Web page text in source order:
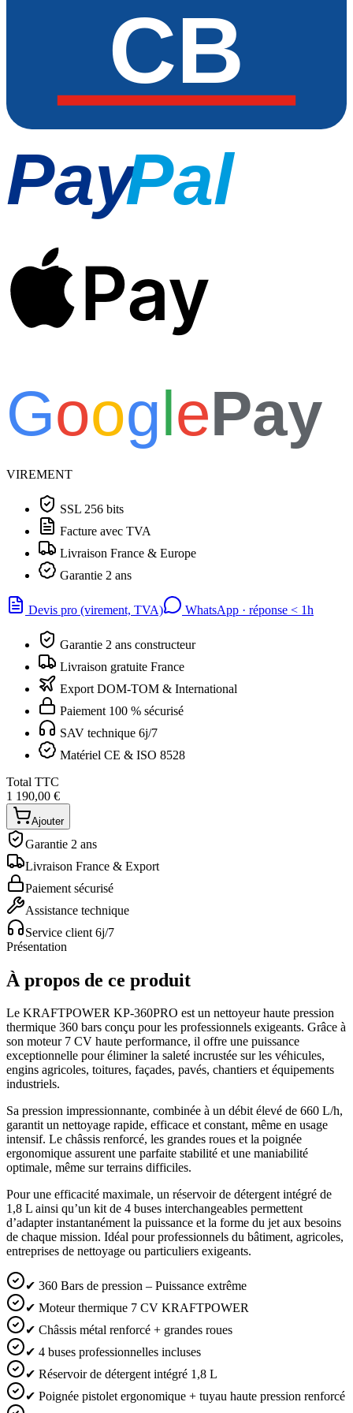
CB
PayPal
Pay
GooglePay
VIREMENT
SSL 256 bits
Facture avec TVA
Livraison France & Europe
Garantie 2 ans
Devis pro (virement, TVA) WhatsApp · réponse < 1h
Garantie 2 ans constructeur
Livraison gratuite France
Export DOM-TOM & International
Paiement 100 % sécurisé
SAV technique 6j/7
Matériel CE & ISO 8528
Total TTC
1 190,00 €
Ajouter
Garantie 2 ans
Livraison France & Export
Paiement sécurisé
Assistance technique
Service client 6j/7
Présentation
À propos de ce produit
Le KRAFTPOWER KP-360PRO est un nettoyeur haute pression
thermique 360 bars conçu pour les professionnels exigeants. Grâce à
son moteur 7 CV haute performance, il offre une puissance
exceptionnelle pour éliminer la saleté incrustée sur les véhicules,
engins agricoles, toitures, façades, pavés, chantiers et équipements
industriels.
Sa pression impressionnante, combinée à un débit élevé de 660 L/h,
garantit un nettoyage rapide, efficace et constant, même en usage
intensif. Le châssis renforcé, les grandes roues et la poignée
ergonomique assurent une parfaite stabilité et une maniabilité
optimale, même sur terrains difficiles.
Pour une efficacité maximale, un réservoir de détergent intégré de
1,8 L ainsi qu’un kit de 4 buses interchangeables permettent
d’adapter instantanément la puissance et la forme du jet aux besoins
de chaque mission. Idéal pour professionnels du bâtiment, agricoles,
entreprises de nettoyage ou particuliers exigeants.
✔ 360 Bars de pression – Puissance extrême
✔ Moteur thermique 7 CV KRAFTPOWER
✔ Châssis métal renforcé + grandes roues
✔ 4 buses professionnelles incluses
✔ Réservoir de détergent intégré 1,8 L
✔ Poignée pistolet ergonomique + tuyau haute pression renforcé